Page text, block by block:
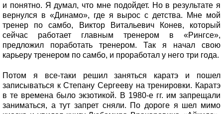
и понятно. Я думал, что мне подойдет. Но в результате я
вернулся в «Динамо», где я вырос с детства. Мне мой
тренер по самбо, Виктор Витальевич Конев, который
сейчас работает главным тренером в «Рингсе»,
предложил поработать тренером. Так я начал свою
карьеру тренером по самбо, и проработал у него три года.
Потом я все-таки решил заняться каратэ и пошел
записываться к Степану Сергееву на тренировки. Каратэ
в те времена было экзотикой. В 1980-е гг. им запрещали
заниматься, а тут запрет сняли. По дороге я шел мимо